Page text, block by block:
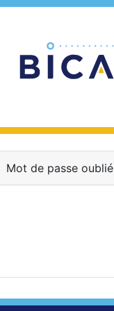
Mot de passe oublié